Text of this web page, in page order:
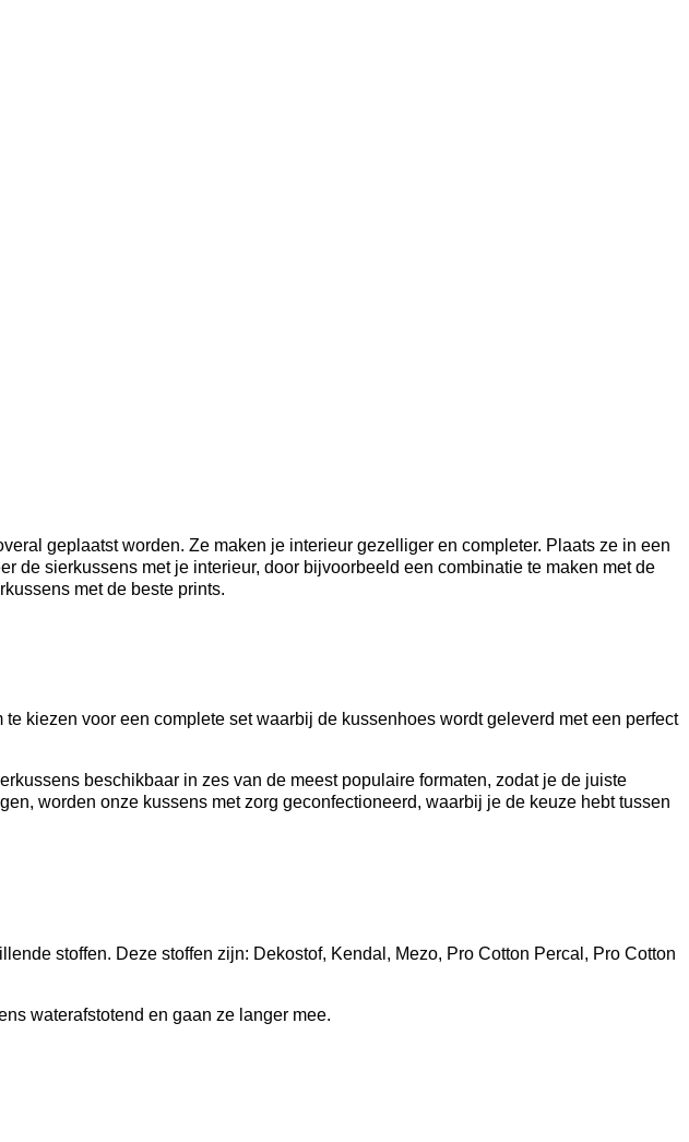
geplaatst worden. Ze maken je interieur gezelliger en completer. Plaats ze in een
de sierkussens met je interieur, door bijvoorbeeld een combinatie te maken met de
met de beste prints.
kiezen voor een complete set waarbij de kussenhoes wordt geleverd met een perfect
beschikbaar in zes van de meest populaire formaten, zodat je de juiste
worden onze kussens met zorg geconfectioneerd, waarbij je de keuze hebt tussen
stoffen. Deze stoffen zijn: Dekostof, Kendal, Mezo, Pro Cotton Percal, Pro Cotton
waterafstotend en gaan ze langer mee.